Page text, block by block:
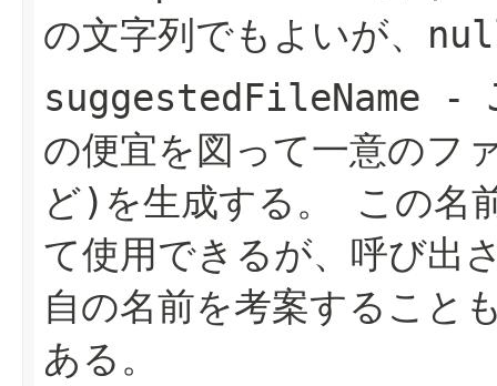
の文字列でもよいが、
suggestedFileName -
の便宜を図って一意のフ
ど)を生成する。
この名
て使用できるが、呼び出
自の名前を考案すること
ある。